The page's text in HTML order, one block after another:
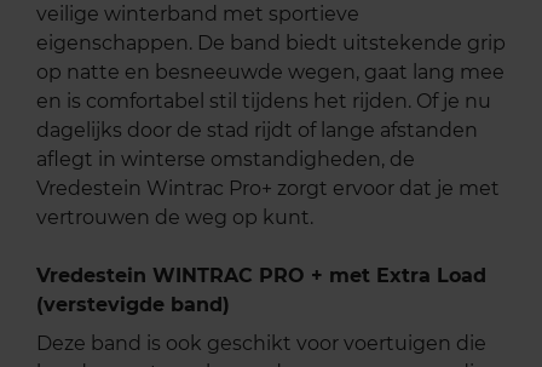
veilige winterband met sportieve
eigenschappen. De band biedt uitstekende grip
op natte en besneeuwde wegen, gaat lang mee
en is comfortabel stil tijdens het rijden. Of je nu
dagelijks door de stad rijdt of lange afstanden
aflegt in winterse omstandigheden, de
Vredestein Wintrac Pro+ zorgt ervoor dat je met
vertrouwen de weg op kunt.
Vredestein WINTRAC PRO + met Extra Load
(verstevigde band)
Deze band is ook geschikt voor voertuigen die